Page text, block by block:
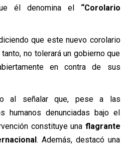
él denomina el “Corolario
que este nuevo corolario
no tolerará un gobierno que
en contra de sus
al señalar que, pese a las
humanos denunciadas bajo el
constituye una flagrante
. Además, destacó una